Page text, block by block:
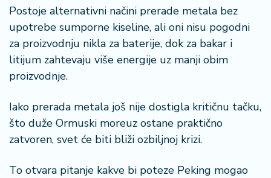
Postoje alternativni načini prerade metala bez
upotrebe sumporne kiseline, ali oni nisu pogodni
za proizvodnju nikla za baterije, dok za bakar i
litijum zahtevaju više energije uz manji obim
proizvodnje.
Iako prerada metala još nije dostigla kritičnu tačku,
što duže Ormuski moreuz ostane praktično
zatvoren, svet će biti bliži ozbiljnoj krizi.
To otvara pitanje kakve bi poteze Peking mogao